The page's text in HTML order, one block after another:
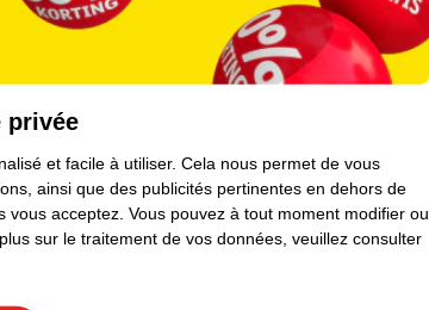
Plus durable
privée
et facile à utiliser. Cela nous permet de vous
ainsi que des publicités pertinentes en dehors de
vous acceptez. Vous pouvez à tout moment modifier ou
sur le traitement de vos données, veuillez consulter